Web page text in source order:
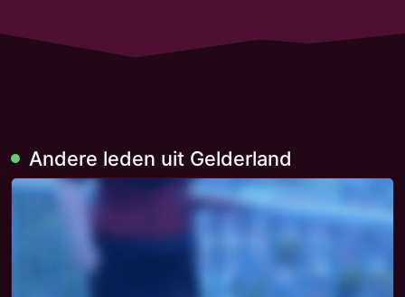
Andere leden uit Gelderland